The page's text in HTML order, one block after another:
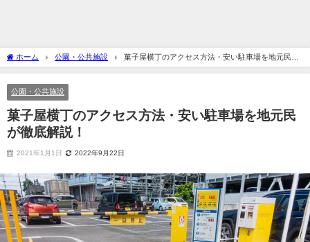
ホーム 公園・公共施設
菓子屋横丁のアクセス方法・安い駐車場を地元民が
徹底解説！
公園・公共施設
菓子屋横丁のアクセス方法・安い駐車場を地元民
が徹底解説！
2021年1月1日 2022年9月22日